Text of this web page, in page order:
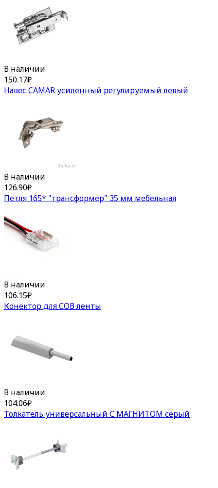
В наличии
150.17₽
Навес CAMAR усиленный регулируемый левый
В наличии
126.90₽
Петля 165* "трансформер" 35 мм мебельная
В наличии
106.15₽
Конектор для СОВ ленты
В наличии
104.06₽
Толкатель универсальный С МАГНИТОМ серый